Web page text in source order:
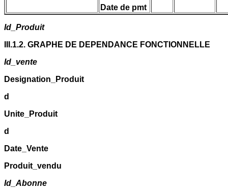
Date de pmt
Id_Produit
III.1.2. GRAPHE DE DEPENDANCE FONCTIONNELLE
Id_vente
Designation_Produit
d
Unite_Produit
d
Date_Vente
Produit_vendu
Id_Abonne